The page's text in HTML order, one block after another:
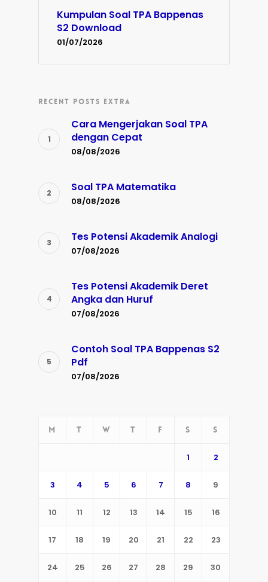
Kumpulan Soal TPA Bappenas
S2 Download
01/07/2026
RECENT POSTS EXTRA
Cara Mengerjakan Soal TPA
dengan Cepat
08/08/2026
Soal TPA Matematika
08/08/2026
Tes Potensi Akademik Analogi
07/08/2026
Tes Potensi Akademik Deret
Angka dan Huruf
07/08/2026
Contoh Soal TPA Bappenas S2
Pdf
07/08/2026
M T W T F S S
1 2
3 4 5 6 7 8 9
10 11 12 13 14 15 16
17 18 19 20 21 22 23
24 25 26 27 28 29 30